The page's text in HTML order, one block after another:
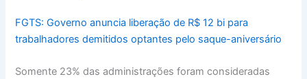
FGTS: Governo anuncia liberação de R$ 12 bi para
trabalhadores demitidos optantes pelo saque-aniversário
Somente 23% das administrações foram consideradas